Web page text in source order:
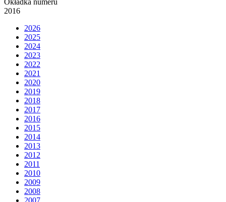
2016
2026
2025
2024
2023
2022
2021
2020
2019
2018
2017
2016
2015
2014
2013
2012
2011
2010
2009
2008
2007